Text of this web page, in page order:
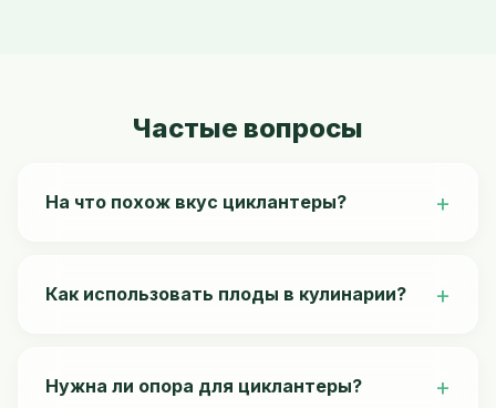
Частые вопросы
На что похож вкус циклантеры?
горчинкой. По мере созревания вкус становится
Как использовать плоды в кулинарии?
фаршируют. Используют в супах и рагу.
Нужна ли опора для циклантеры?